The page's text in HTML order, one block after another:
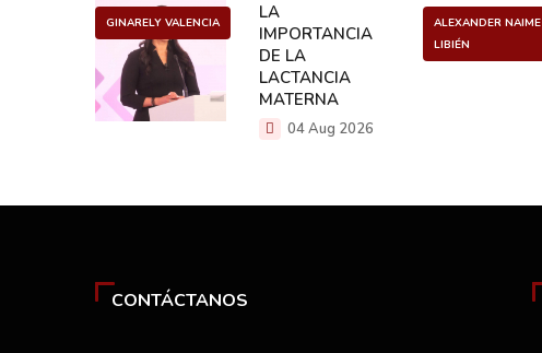
GINARELY VALENCIA
LA
IMPORTANCIA
DE LA
LACTANCIA
MATERNA
04 Aug 2026
ALEXANDER NAIME
LIBIÉN
CONTÁCTANOS